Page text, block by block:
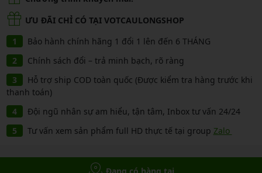
ƯU ĐÃI CHỈ CÓ TẠI VOTCAULONGSHOP
Bảo hành chính hãng 1 đổi 1 lên đến 6 THÁNG
Chính sách đổi – trả minh bạch, rõ ràng
Hỗ trợ ship COD toàn quốc (Được kiểm tra hàng trước khi
thanh toán)
Đội ngũ nhân sự am hiểu, tận tâm, Inbox tư vấn 24/24
Tư vấn xem sản phẩm full HD thực tế tại group Zalo